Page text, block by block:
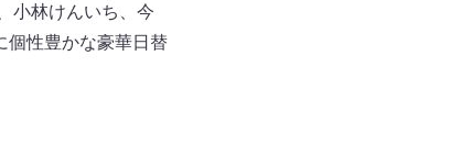
小林けんいち、今
性豊かな豪華日替